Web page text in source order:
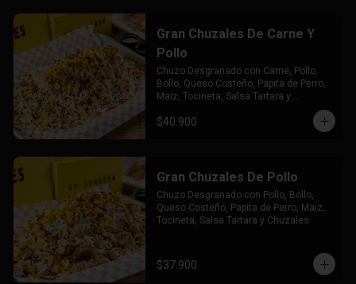
Gran Chuzales De Carne Y
Pollo
Chuzo Desgranado con Carne, Pollo,
Bollo, Queso Costeño, Papita de Perro,
Maiz, Tocineta, Salsa Tartara y
$40.900
Gran Chuzales De Pollo
Chuzo Desgranado con Pollo, Bollo,
Queso Costeño, Papita de Perro, Maiz,
Tocineta, Salsa Tartara y Chuzales
$37.900